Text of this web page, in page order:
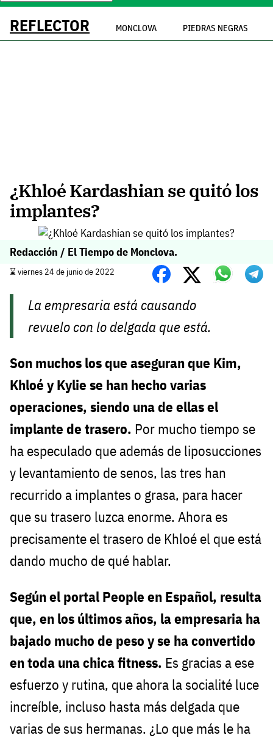
REFLECTOR MONCLOVA PIEDRAS NEGRAS
¿Khloé Kardashian se quitó los
implantes?
Redacción / El Tiempo de Monclova.
⌛️ viernes 24 de junio de 2022
La empresaria está causando
revuelo con lo delgada que está.
Son muchos los que aseguran que Kim,
Khloé y Kylie se han hecho varias
operaciones, siendo una de ellas el
implante de trasero. Por mucho tiempo se
ha especulado que además de liposucciones
y levantamiento de senos, las tres han
recurrido a implantes o grasa, para hacer
que su trasero luzca enorme. Ahora es
precisamente el trasero de Khloé el que está
dando mucho de qué hablar.
Según el portal People en Español, resulta
que, en los últimos años, la empresaria ha
bajado mucho de peso y se ha convertido
en toda una chica fitness. Es gracias a ese
esfuerzo y rutina, que ahora la socialité luce
increíble, incluso hasta más delgada que
varias de sus hermanas. ¿Lo que más le ha